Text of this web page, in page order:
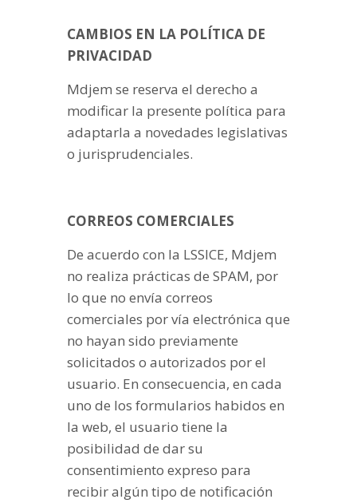
CAMBIOS EN LA POLÍTICA DE
PRIVACIDAD
Mdjem se reserva el derecho a
modificar la presente política para
adaptarla a novedades legislativas
o jurisprudenciales.
CORREOS COMERCIALES
De acuerdo con la LSSICE, Mdjem
no realiza prácticas de SPAM, por
lo que no envía correos
comerciales por vía electrónica que
no hayan sido previamente
solicitados o autorizados por el
usuario. En consecuencia, en cada
uno de los formularios habidos en
la web, el usuario tiene la
posibilidad de dar su
consentimiento expreso para
recibir algún tipo de notificación